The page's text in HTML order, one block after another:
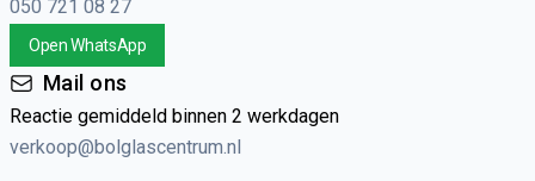
050 721 08 27
Open WhatsApp
Mail ons
Reactie gemiddeld binnen 2 werkdagen
verkoop@bolglascentrum.nl